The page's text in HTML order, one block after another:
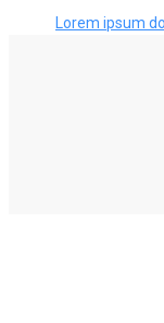
Lorem ipsum